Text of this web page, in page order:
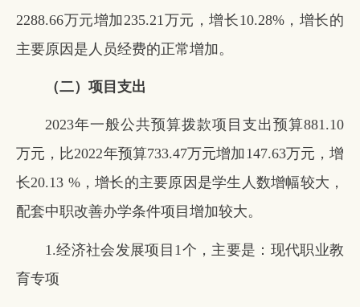
2288.66万元增加235.21万元，增长10.28%，增长的
主要原因是人员经费的正常增加。
（二）项目支出
2023年一般公共预算拨款项目支出预算881.10
万元，比2022年预算733.47万元增加147.63万元，增
长20.13 %，增长的主要原因是学生人数增幅较大，
配套中职改善办学条件项目增加较大。
1.经济社会发展项目1个，主要是：现代职业教
育专项